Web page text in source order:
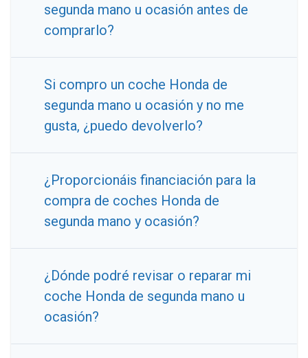
segunda mano u ocasión antes de
comprarlo?
Si compro un coche Honda de
segunda mano u ocasión y no me
gusta, ¿puedo devolverlo?
¿Proporcionáis financiación para la
compra de coches Honda de
segunda mano y ocasión?
¿Dónde podré revisar o reparar mi
coche Honda de segunda mano u
ocasión?